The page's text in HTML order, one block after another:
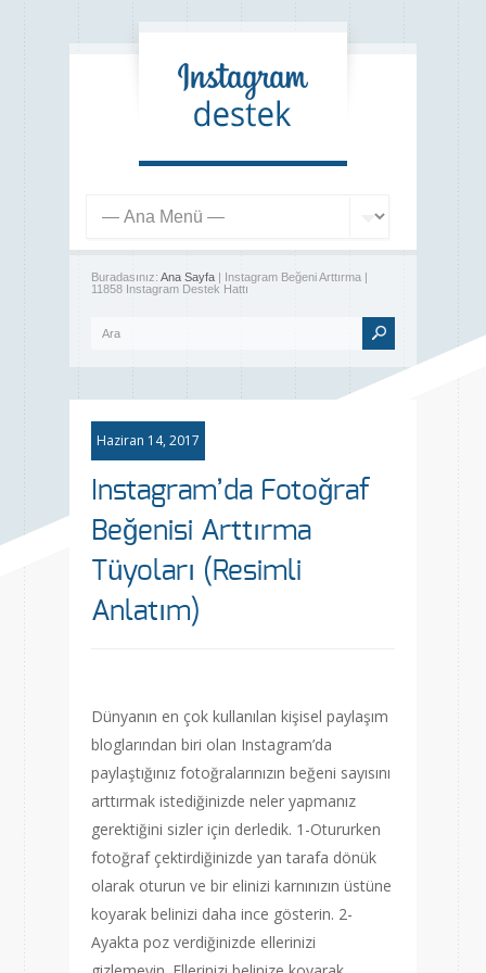
Buradasınız: Ana Sayfa | Instagram Beğeni Arttırma |
11858 Instagram Destek Hattı
Haziran 14, 2017
Instagram’da Fotoğraf
Beğenisi Arttırma
Tüyoları (Resimli
Anlatım)
Dünyanın en çok kullanılan kişisel paylaşım
bloglarından biri olan Instagram’da
paylaştığınız fotoğralarınızın beğeni sayısını
arttırmak istediğinizde neler yapmanız
gerektiğini sizler için derledik. 1-Otururken
fotoğraf çektirdiğinizde yan tarafa dönük
olarak oturun ve bir elinizi karnınızın üstüne
koyarak belinizi daha ince gösterin. 2-
Ayakta poz verdiğinizde ellerinizi